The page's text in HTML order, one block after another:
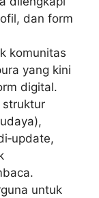
dan form
komunitas
yang kini
digital.
struktur
untuk